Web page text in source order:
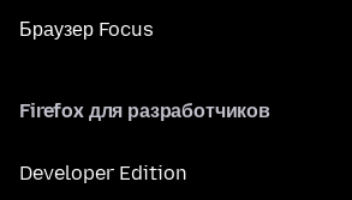
Браузер Focus
Firefox для разработчиков
Developer Edition